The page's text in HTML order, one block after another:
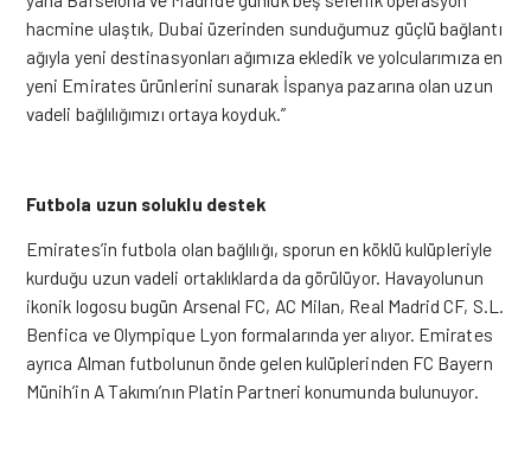
hacmine ulaştık, Dubai üzerinden sunduğumuz güçlü bağlantı
ağıyla yeni destinasyonları ağımıza ekledik ve yolcularımıza en
yeni Emirates ürünlerini sunarak İspanya pazarına olan uzun
vadeli bağlılığımızı ortaya koyduk.”
Futbola uzun soluklu destek
Emirates’in futbola olan bağlılığı, sporun en köklü kulüpleriyle
kurduğu uzun vadeli ortaklıklarda da görülüyor. Havayolunun
ikonik logosu bugün Arsenal FC, AC Milan, Real Madrid CF, S.L.
Benfica ve Olympique Lyon formalarında yer alıyor. Emirates
ayrıca Alman futbolunun önde gelen kulüplerinden FC Bayern
Münih’in A Takımı’nın Platin Partneri konumunda bulunuyor.